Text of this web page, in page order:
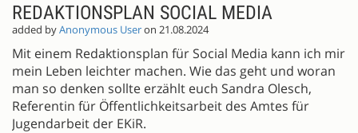
REDAKTIONSPLAN SOCIAL MEDIA
added byAnonymous Useron 21.08.2024
Mit einem Redaktionsplan für Social Media kann ich mir
mein Leben leichter machen. Wie das geht und woran
man so denken sollte erzählt euch Sandra Olesch,
Referentin für Öffentlichkeitsarbeit des Amtes für
Jugendarbeit der EKiR.